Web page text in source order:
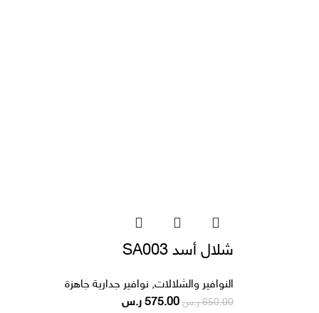
شلال أسد SA003
النوافير والشلالات, نوافير جدارية جاهزة
650.00 ر.س 575.00 ر.س